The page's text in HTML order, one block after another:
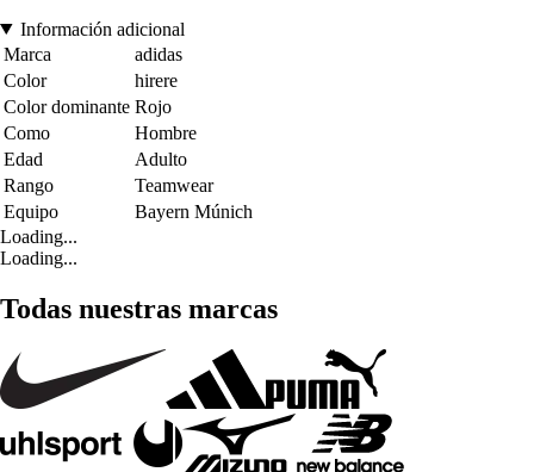
Información adicional
Marca
adidas
Color
hirere
Color dominante Rojo
Como
Hombre
Edad
Adulto
Rango
Teamwear
Equipo
Bayern Múnich
Loading...
Loading...
Todas nuestras marcas